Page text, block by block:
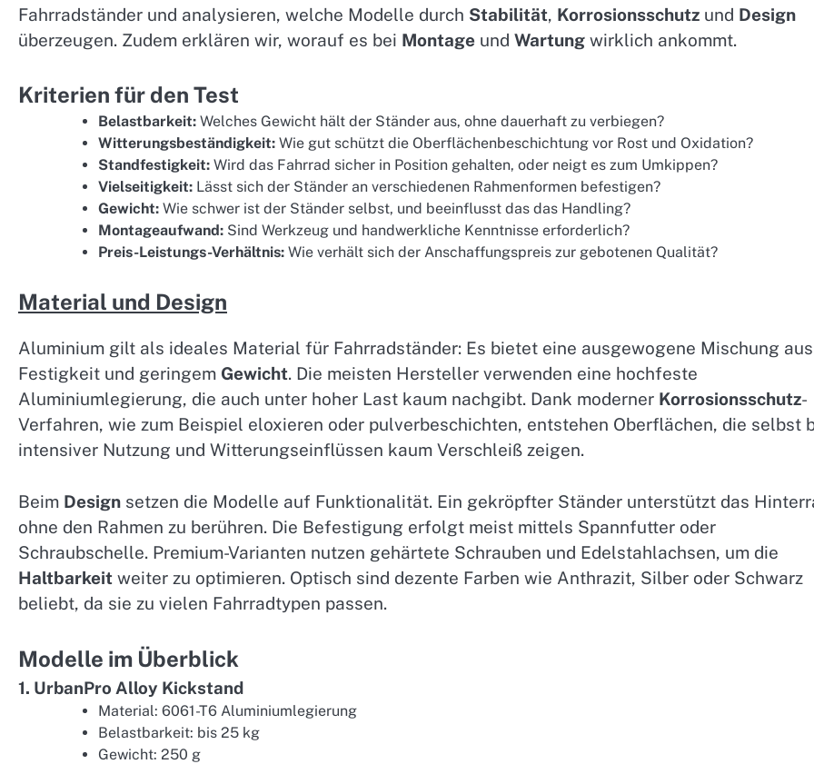
Fahrradständer und analysieren, welche Modelle durch Stabilität, Korrosionsschutz und Design
überzeugen. Zudem erklären wir, worauf es bei Montage und Wartung wirklich ankommt.
Kriterien für den Test
Belastbarkeit: Welches Gewicht hält der Ständer aus, ohne dauerhaft zu verbiegen?
Witterungsbeständigkeit: Wie gut schützt die Oberflächenbeschichtung vor Rost und Oxidation?
Standfestigkeit: Wird das Fahrrad sicher in Position gehalten, oder neigt es zum Umkippen?
Vielseitigkeit: Lässt sich der Ständer an verschiedenen Rahmenformen befestigen?
Gewicht: Wie schwer ist der Ständer selbst, und beeinflusst das das Handling?
Montageaufwand: Sind Werkzeug und handwerkliche Kenntnisse erforderlich?
Preis-Leistungs-Verhältnis: Wie verhält sich der Anschaffungspreis zur gebotenen Qualität?
Material und Design
Aluminium gilt als ideales Material für Fahrradständer: Es bietet eine ausgewogene Mischung aus
Festigkeit und geringem Gewicht. Die meisten Hersteller verwenden eine hochfeste
Aluminiumlegierung, die auch unter hoher Last kaum nachgibt. Dank moderner Korrosionsschutz-
Verfahren, wie zum Beispiel eloxieren oder pulverbeschichten, entstehen Oberflächen, die selbst
intensiver Nutzung und Witterungseinflüssen kaum Verschleiß zeigen.
Beim Design setzen die Modelle auf Funktionalität. Ein gekröpfter Ständer unterstützt das
ohne den Rahmen zu berühren. Die Befestigung erfolgt meist mittels Spannfutter oder
Schraubschelle. Premium-Varianten nutzen gehärtete Schrauben und Edelstahlachsen, um die
Haltbarkeit weiter zu optimieren. Optisch sind dezente Farben wie Anthrazit, Silber oder Schwarz
beliebt, da sie zu vielen Fahrradtypen passen.
Modelle im Überblick
1. UrbanPro Alloy Kickstand
Material: 6061-T6 Aluminiumlegierung
Belastbarkeit: bis 25 kg
Gewicht: 250 g